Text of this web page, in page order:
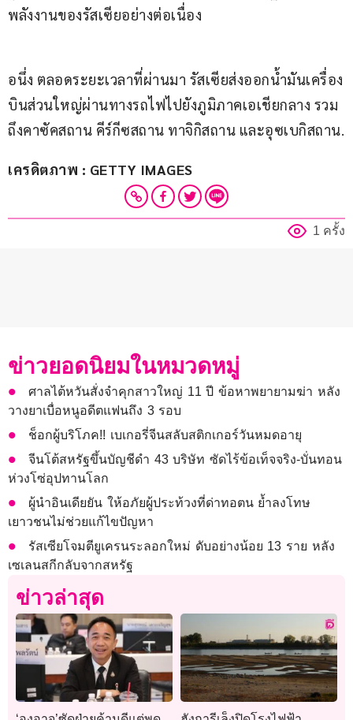
พลังงานของรัสเซียอย่างต่อเนื่อง
อนึ่ง ตลอดระยะเวลาที่ผ่านมา รัสเซียส่งออกน้ำมันเครื่อง
บินส่วนใหญ่ผ่านทางรถไฟไปยังภูมิภาคเอเชียกลาง รวม
ถึงคาซัคสถาน คีร์กีซสถาน ทาจิกิสถาน และอุซเบกิสถาน.
เครดิตภาพ : GETTY IMAGES
1 ครั้ง
ข่าวยอดนิยมในหมวดหมู่
ศาลไต้หวันสั่งจำคุกสาวใหญ่ 11 ปี ข้อหาพยายามฆ่า หลัง
วางยาเบื่อหนูอดีตแฟนถึง 3 รอบ
ช็อกผู้บริโภค!! เบเกอรี่จีนสลับสติกเกอร์วันหมดอายุ
จีนโต้สหรัฐขึ้นบัญชีดำ 43 บริษัท ซัดไร้ข้อเท็จจริง-บั่นทอน
ห่วงโซ่อุปทานโลก
ผู้นำอินเดียยัน ให้อภัยผู้ประท้วงที่ด่าทอตน ย้ำลงโทษ
เยาวชนไม่ช่วยแก้ไขปัญหา
รัสเซียโจมตียูเครนระลอกใหม่ ดับอย่างน้อย 13 ราย หลัง
เซเลนสกีกลับจากสหรัฐ
ข่าวล่าสุด